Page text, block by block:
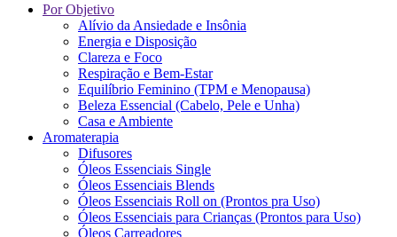
Por Objetivo
Alívio da Ansiedade e Insônia
Energia e Disposição
Clareza e Foco
Respiração e Bem-Estar
Equilíbrio Feminino (TPM e Menopausa)
Beleza Essencial (Cabelo, Pele e Unha)
Casa e Ambiente
Aromaterapia
Difusores
Óleos Essenciais Single
Óleos Essenciais Blends
Óleos Essenciais Roll on (Prontos pra Uso)
Óleos Essenciais para Crianças (Prontos para Uso)
Óleos Carreadores